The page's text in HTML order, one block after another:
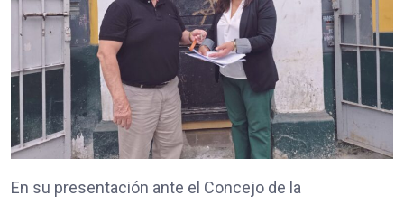
En su presentación ante el Concejo de la